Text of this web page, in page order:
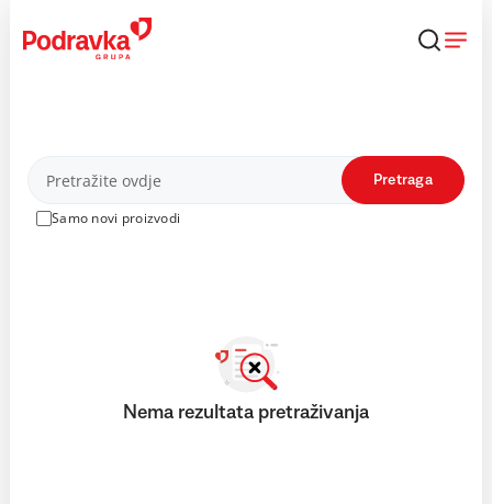
content
Proizvodi
Samo novi proizvodi
Pretraga
Nema rezultata pretraživanja